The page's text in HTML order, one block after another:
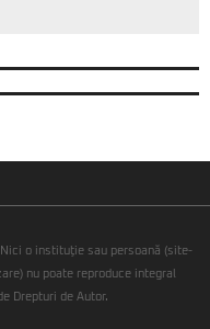
o instituţie sau persoană (site-
nu poate reproduce integral
Drepturi de Autor.